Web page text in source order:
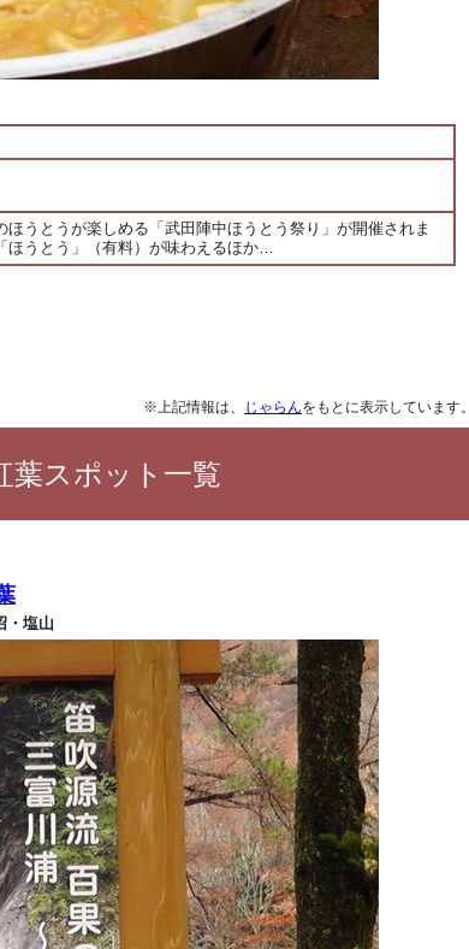
うとうが楽しめる「武田陣中ほうとう祭り」が開催されま
ほうとう」（有料）が味わえるほか…
※上記情報は、 じゃらんをもとに表示しています。
葉スポット一覧
・塩山